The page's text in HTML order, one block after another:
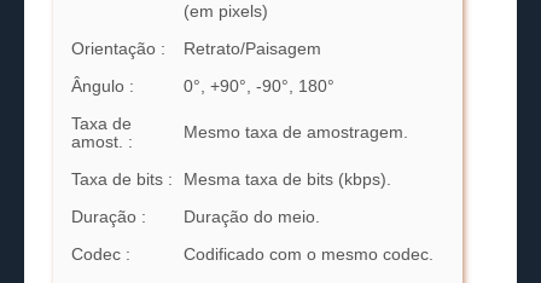
(em pixels)
Orientação : Retrato/Paisagem
Ângulo : 0°, +90°, -90°, 180°
Taxa de
amost. :
Mesmo taxa de amostragem.
Taxa de bits : Mesma taxa de bits (kbps).
Duração : Duração do meio.
Codec : Codificado com o mesmo codec.